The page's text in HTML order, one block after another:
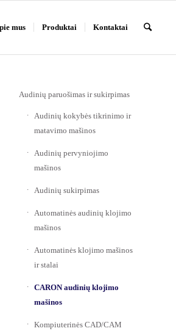
mus Produktai Kontaktai
Audinių paruošimas ir sukirpimas
Audinių kokybės tikrinimo ir
matavimo mašinos
Audinių pervyniojimo
mašinos
Audinių sukirpimas
Automatinės audinių klojimo
mašinos
Automatinės klojimo mašinos
ir stalai
CARON audinių klojimo
mašinos
Kompiuterinės CAD/CAM